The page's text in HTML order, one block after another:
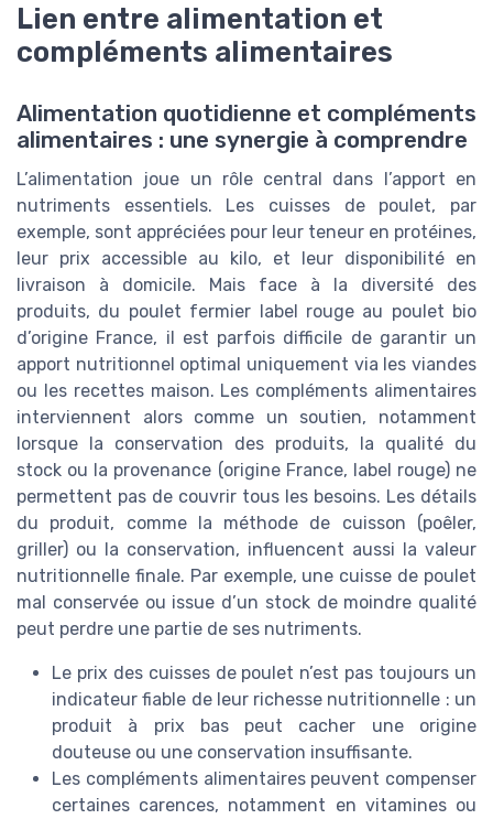
Lien entre alimentation et
compléments alimentaires
Alimentation quotidienne et compléments
alimentaires : une synergie à comprendre
L’alimentation joue un rôle central dans l’apport en
nutriments essentiels. Les cuisses de poulet, par
exemple, sont appréciées pour leur teneur en protéines,
leur prix accessible au kilo, et leur disponibilité en
livraison à domicile. Mais face à la diversité des
produits, du poulet fermier label rouge au poulet bio
d’origine France, il est parfois difficile de garantir un
apport nutritionnel optimal uniquement via les viandes
ou les recettes maison. Les compléments alimentaires
interviennent alors comme un soutien, notamment
lorsque la conservation des produits, la qualité du
stock ou la provenance (origine France, label rouge) ne
permettent pas de couvrir tous les besoins. Les détails
du produit, comme la méthode de cuisson (poêler,
griller) ou la conservation, influencent aussi la valeur
nutritionnelle finale. Par exemple, une cuisse de poulet
mal conservée ou issue d’un stock de moindre qualité
peut perdre une partie de ses nutriments.
Le prix des cuisses de poulet n’est pas toujours un
indicateur fiable de leur richesse nutritionnelle : un
produit à prix bas peut cacher une origine
douteuse ou une conservation insuffisante.
Les compléments alimentaires peuvent compenser
certaines carences, notamment en vitamines ou